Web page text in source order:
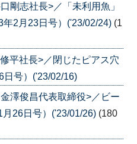
志社長>／「未利用魚」
年2月23日号）('23/02/24) (1
平社長>／閉じたピアス穴
日号）('23/02/16)
澤俊昌代表取締役>／ビー
26日号）('23/01/26) (180